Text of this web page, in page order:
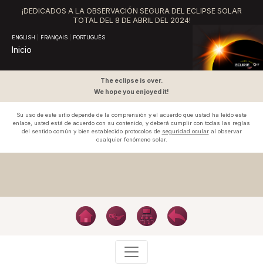
¡DEDICADOS A LA OBSERVACIÓN SEGURA DEL ECLIPSE SOLAR
TOTAL DEL 8 DE ABRIL DEL 2024!
ENGLISH FRANÇAIS PORTUGUÊS
Inicio
The eclipse is over.
We hope you enjoyed it!
Su uso de este sitio depende de la comprensión y el acuerdo que usted ha leído este
enlace, usted está de acuerdo con su contenido, y deberá cumplir con todas las reglas
del sentido común y bien establecido protocolos de seguridad ocularal observar
cualquier fenómeno solar.